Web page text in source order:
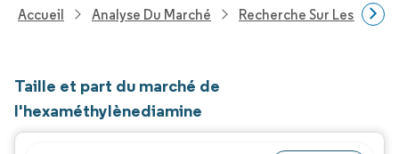
Accueil Analyse Du Marché Recherche Sur Les
Taille et part du marché de
l'hexaméthylènediamine